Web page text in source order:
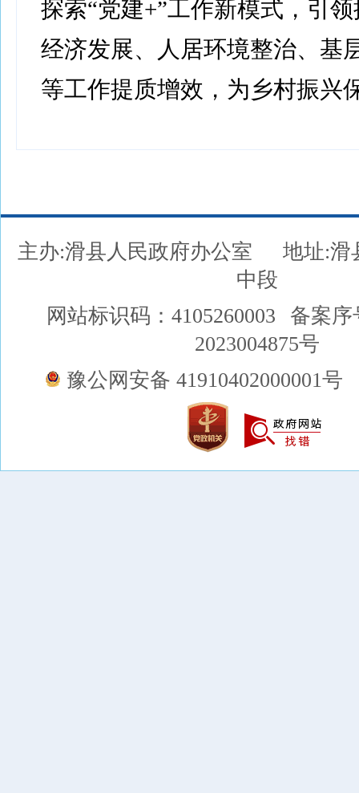
探索“党建+”工作新模式，引
经济发展、人居环境整治、基
等工作提质增效，为乡村振兴
主办:滑县人民政府办公室
地址:滑
中段
网站标识码：4105260003
备案序
2023004875号
豫公网安备 41910402000001号